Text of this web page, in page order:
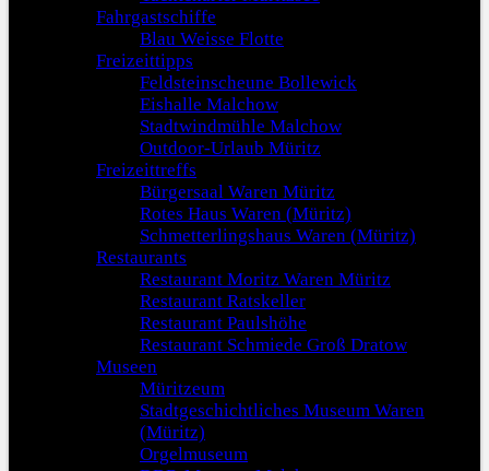
Fahrgastschiffe
Blau Weisse Flotte
Freizeittipps
Feldsteinscheune Bollewick
Eishalle Malchow
Stadtwindmühle Malchow
Outdoor-Urlaub Müritz
Freizeittreffs
Bürgersaal Waren Müritz
Rotes Haus Waren (Müritz)
Schmetterlingshaus Waren (Müritz)
Restaurants
Restaurant Moritz Waren Müritz
Restaurant Ratskeller
Restaurant Paulshöhe
Restaurant Schmiede Groß Dratow
Museen
Müritzeum
Stadtgeschichtliches Museum Waren
(Müritz)
Orgelmuseum